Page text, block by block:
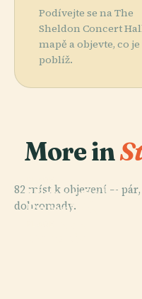
Podívejte se na The
Sheldon Concert
mapě a objevte, co je
poblíž.
More in
82 míst k objevení —
dohromady.
Missourijská
Botanická